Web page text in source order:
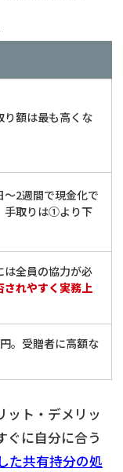
り額は最も高くな
2週間で現金化で
手取りは①より下
は全員の協力が必
れやすく実務上
。受贈者に高額な
ット・デメリッ
ぐに自分に合う
た共有持分の処